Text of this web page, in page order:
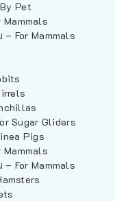
Pet
For Mammals
Sugar Gliders
Pigs
For Mammals